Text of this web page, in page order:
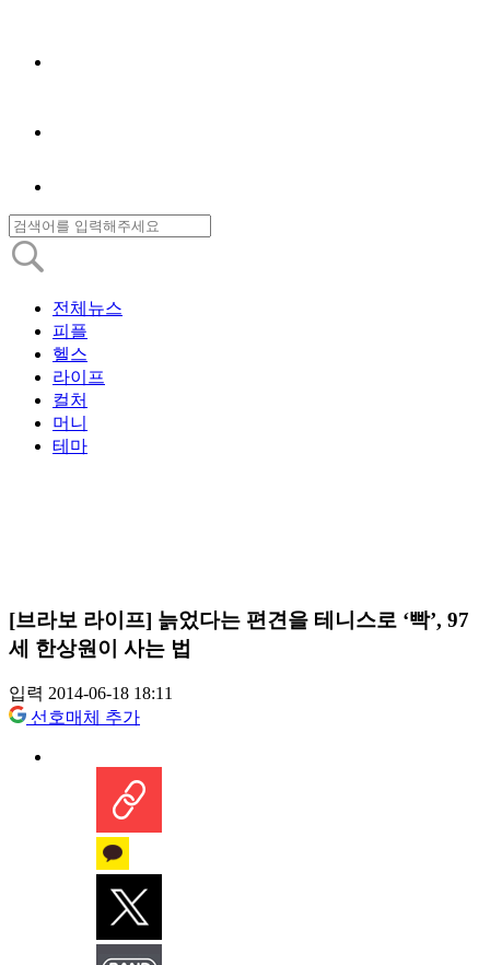
전체뉴스
피플
헬스
라이프
컬처
머니
테마
[브라보 라이프] 늙었다는 편견을 테니스로 ‘빡’, 97
세 한상원이 사는 법
입력 2014-06-18 18:11
선호매체 추가